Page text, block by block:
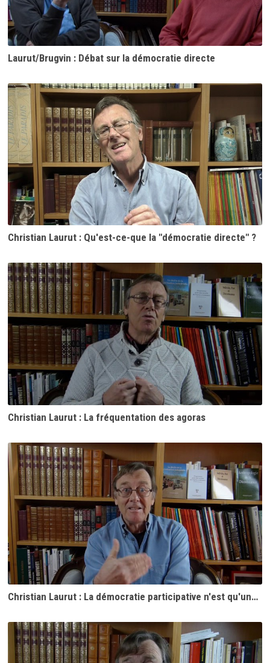
Laurut/Brugvin : Débat sur la démocratie directe
Christian Laurut : Qu'est-ce-que la "démocratie directe" ?
Christian Laurut : La fréquentation des agoras
Christian Laurut : La démocratie participative n'est qu'une farce